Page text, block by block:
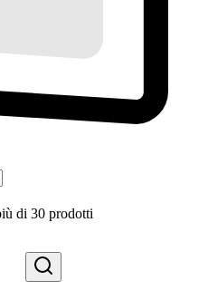
di 30 prodotti